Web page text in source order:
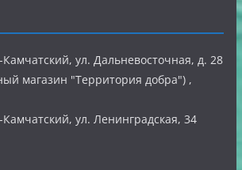
Камчатский, ул. Дальневосточная, д. 28
магазин "Территория добра") ,
Камчатский, ул. Ленинградская, 34